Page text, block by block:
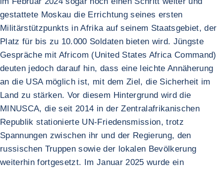
gestattete Moskau die Errichtung seines ersten
Militärstützpunkts in Afrika auf seinem Staatsgebiet, der
Platz für bis zu 10.000 Soldaten bieten wird. Jüngste
Gespräche mit Africom (United States Africa Command)
deuten jedoch darauf hin, dass eine leichte Annäherung
an die USA möglich ist, mit dem Ziel, die Sicherheit im
Land zu stärken. Vor diesem Hintergrund wird die
MINUSCA, die seit 2014 in der Zentralafrikanischen
Republik stationierte UN-Friedensmission, trotz
Spannungen zwischen ihr und der Regierung, den
russischen Truppen sowie der lokalen Bevölkerung
weiterhin fortgesetzt. Im Januar 2025 wurde ein